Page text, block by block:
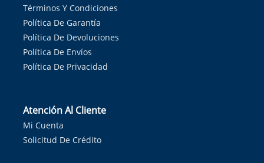
Términos Y Condiciones
Política De Garantía
Política De Devoluciones
Política De Envíos
Política De Privacidad
Atención Al Cliente
Mi Cuenta
Solicitud De Crédito